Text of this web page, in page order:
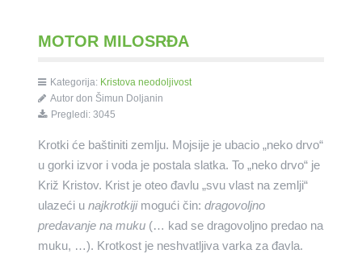
MOTOR MILOSRĐA
Kategorija: Kristova neodoljivost
Autor don Šimun Doljanin
Pregledi: 3045
Krotki će baštiniti zemlju. Mojsije je ubacio „neko drvo“
u gorki izvor i voda je postala slatka. To „neko drvo“ je
Križ Kristov. Krist je oteo đavlu „svu vlast na zemlji“
ulazeći u najkrotkijimogući čin: dragovoljno
predavanje na muku(… kad se dragovoljno predao na
muku, …). Krotkost je neshvatljiva varka za đavla.